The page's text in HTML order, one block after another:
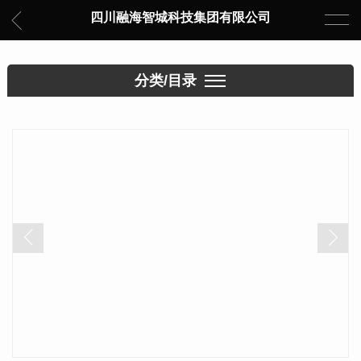
四川融海智城科技集团有限公司
分类/目录